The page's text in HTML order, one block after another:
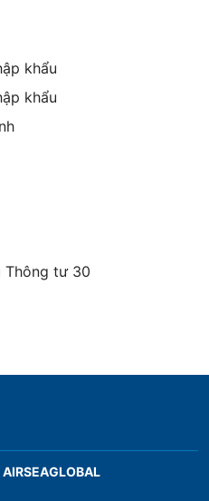
khẩu
khẩu
Thông tư 30